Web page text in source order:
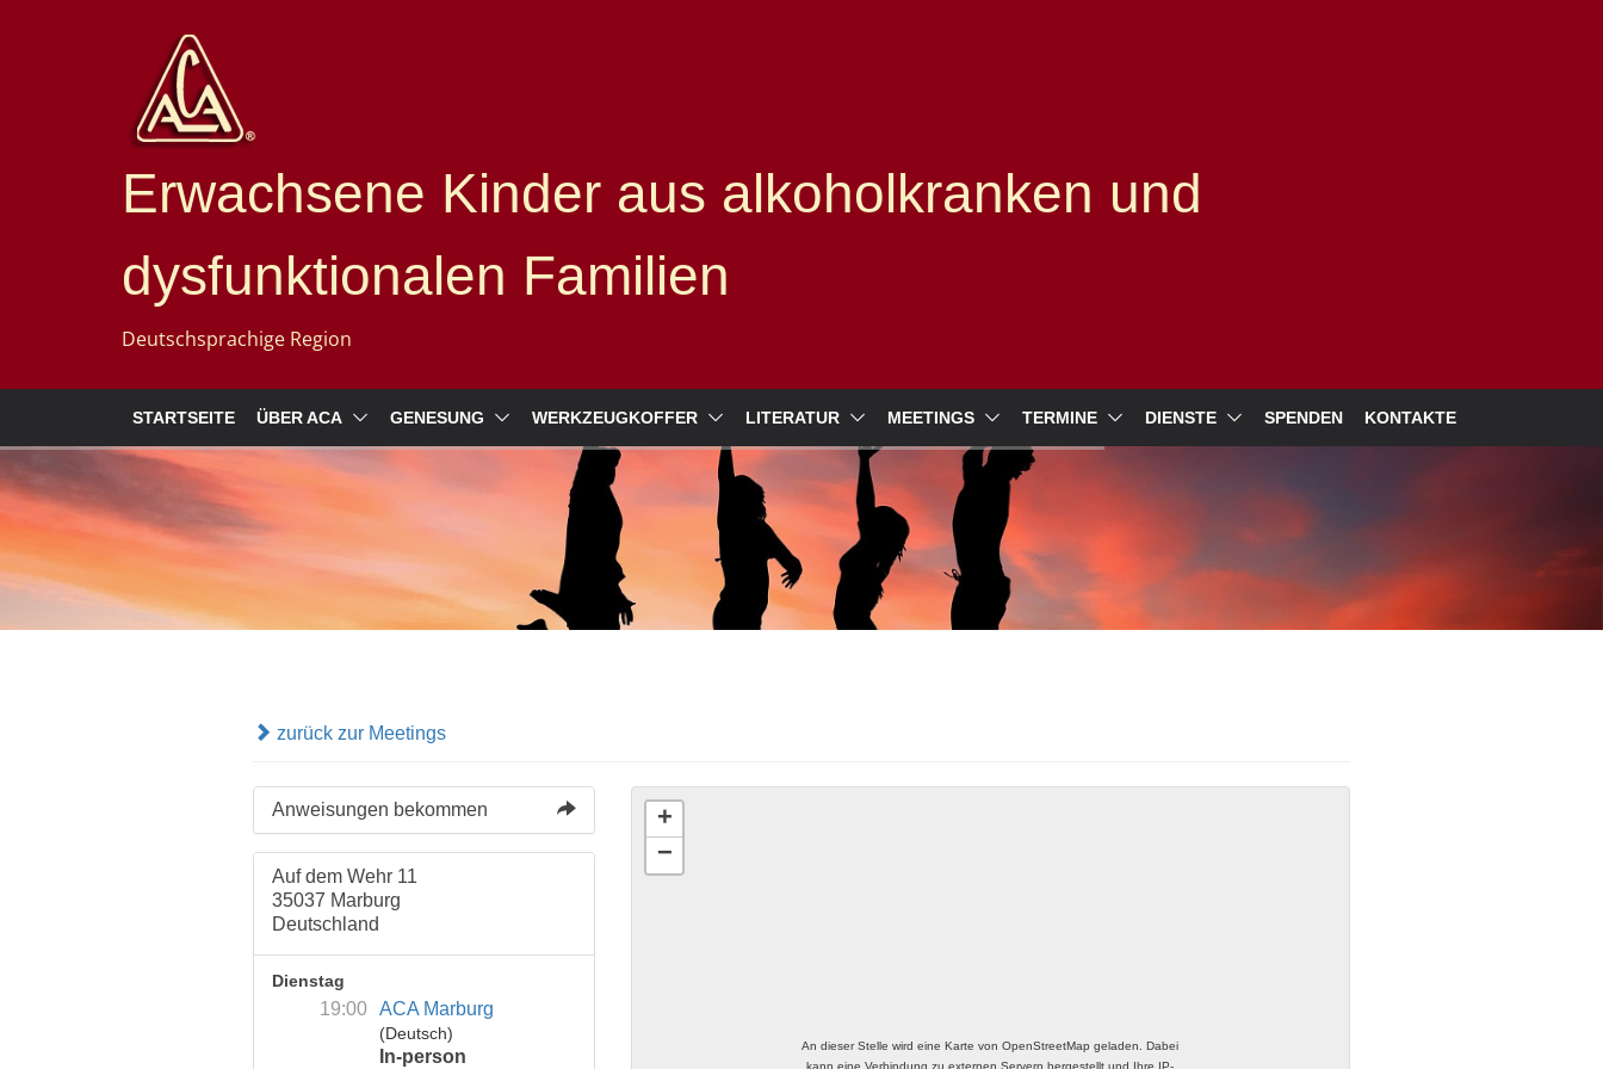
Erwachsene Kinder aus alkoholkranken und
dysfunktionalen Familien
Deutschsprachige Region
STARTSEITE ÜBER ACA GENESUNG WERKZEUGKOFFER LITERATUR MEETINGS TERMINE DIENSTE SPENDEN KONTAKTE
zurück zur Meetings
Anweisungen bekommen
Auf dem Wehr 11
35037 Marburg
Deutschland
Dienstag
19:00 ACA Marburg
(Deutsch)
In-person
An dieser Stelle wird eine Karte von OpenStreetMap geladen. Dabei
kann eine Verbindung zu externen Servern hergestellt und Ihre IP-
+
−